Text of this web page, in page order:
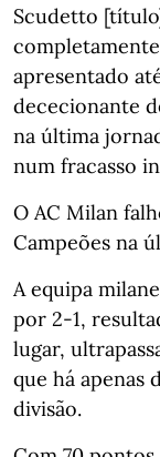
Scudetto
apresentado
dececionante
na última
num fracasso
O AC Milan
Campeões na
A equipa
por 2-1,
lugar,
que há apenas
divisão.